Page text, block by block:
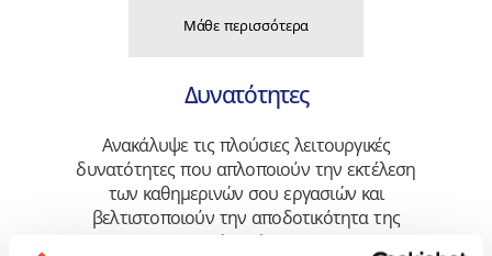
Μάθε περισσότερα
Δυνατότητες
Ανακάλυψε τις πλούσιες λειτουργικές
δυνατότητες που απλοποιούν την εκτέλεση
των καθημερινών σου εργασιών και
βελτιστοποιούν την αποδοτικότητα της
επιχείρησής σου!